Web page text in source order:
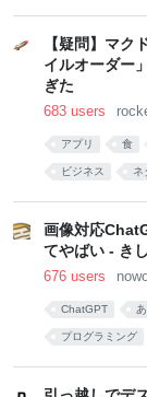
【疑問】マク
イルオーダー
ぎた
683 users
アプリ 食
ビジネス ネ
画像対応
てやばい - き
676 users
ChatGPT
プログラミング